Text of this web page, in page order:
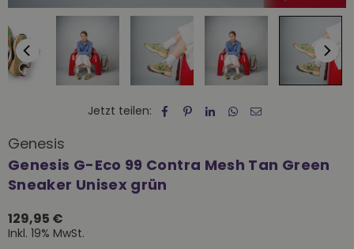
Jetzt teilen:
Genesis
Genesis G-Eco 99 Contra Mesh Tan Green
Sneaker Unisex grün
Normaler
Preis
129,95 €
Inkl. 19% MwSt.